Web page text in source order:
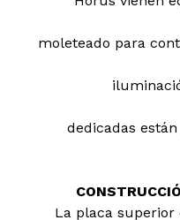
moleteado para
dedicadas
La placa superior